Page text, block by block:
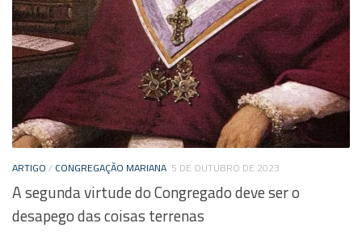
ARTIGO / CONGREGAÇÃO MARIANA 5 DE OUTUBRO DE 2023
A segunda virtude do Congregado deve ser o
desapego das coisas terrenas